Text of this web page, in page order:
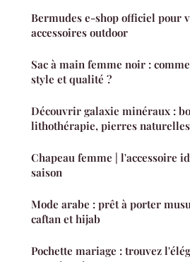
Bermudes e-shop officiel pour
accessoires outdoor
Sac à main femme noir :
style et qualité ?
Découvrir galaxie minéraux :
lithothérapie, pierres naturelles
Chapeau femme | l'accessoire
saison
Mode arabe : prêt à porter
caftan et hijab
Pochette mariage : trouvez